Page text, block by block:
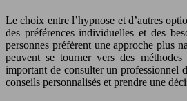
Le choix entre l’hypnose et d’autres
des préférences individuelles et des
personnes préfèrent une approche plus
peuvent se tourner vers des
important de consulter un professionnel
conseils personnalisés et prendre une